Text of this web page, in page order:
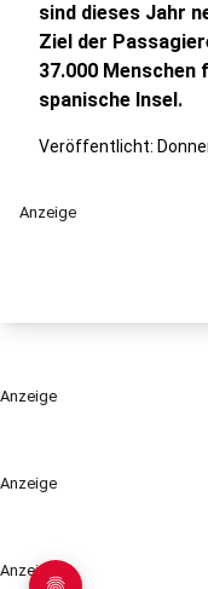
Anzeige
Anzeige
sind dieses Jahr
Ziel der
37.000 Menschen
spanische Insel.
Veröffentlicht:
Anzeige
Anzeige